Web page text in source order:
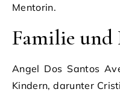
Mentorin.
Familie
Angel Dos Santos
Kindern, darunter